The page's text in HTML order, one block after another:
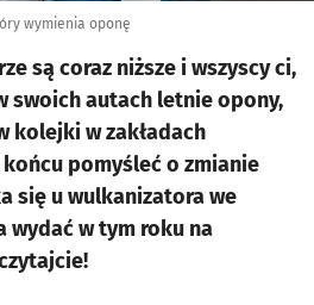
wymienia oponę
są coraz niższe i wszyscy ci,
swoich autach letnie opony,
kolejki w zakładach
pomyśleć o zmianie
się u wulkanizatora we
wydać w tym roku na